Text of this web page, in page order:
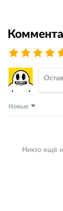
Новые
Никто ещё